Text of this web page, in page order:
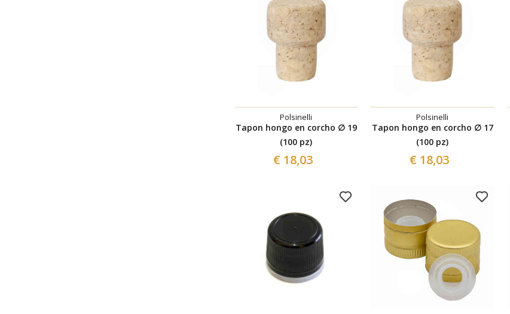
Polsinelli
Tapon hongo en corcho ∅ 19
(100 pz)
€ 18,03
Polsinelli
Tapon hongo en corcho ∅ 17
(100 pz)
€ 18,03